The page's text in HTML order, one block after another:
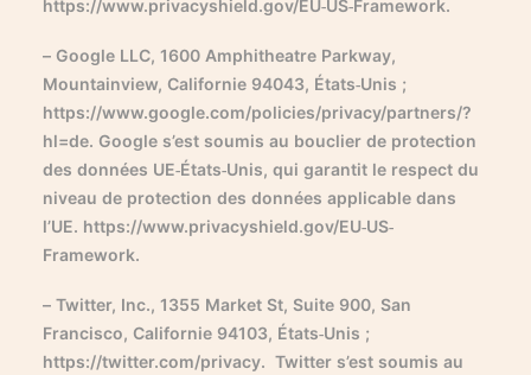
https://www.privacyshield.gov/EU-US-Framework.
– Google LLC, 1600 Amphitheatre Parkway,
Mountainview, Californie 94043, États-Unis ;
https://www.google.com/policies/privacy/partners/?
hl=de. Google s’est soumis au bouclier de protection
des données UE-États-Unis, qui garantit le respect du
niveau de protection des données applicable dans
l’UE. https://www.privacyshield.gov/EU-US-
Framework.
– Twitter, Inc., 1355 Market St, Suite 900, San
Francisco, Californie 94103, États-Unis ;
https://twitter.com/privacy. Twitter s’est soumis au